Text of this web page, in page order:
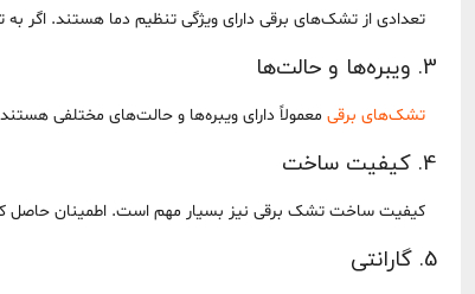
تعدادی از تشک‌های برقی دارای ویژگی تنظیم دما هستند. اگر
3. ویبره‌ها و حالت‌ها
تشک‌های برقی معمولاً دارای ویبره‌ها و حالت‌های مختلفی
4. کیفیت ساخت
کیفیت ساخت تشک برقی نیز بسیار مهم است. اطمینان حاصل
5. گارانتی